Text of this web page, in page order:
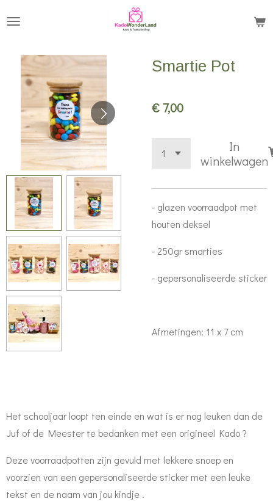
hoofdinhoud
Smartie Pot
€ 7,00
In
winkelwagen
- glazen voorraadpot met
houten deksel
- 250gr smarties
- gepersonaliseerde sticker
Afmetingen: 11 x 7 cm
Het schooljaar loopt ten einde en wat is er nog leuken dan de
Juf of de Meester te bedanken met een origineel Kado ?
Deze voorraadpotten zijn gevuld met lekkere snoep en
voorzien van een gepersonaliseerde sticker met een leuke
tekst en de naam van jou kindje .